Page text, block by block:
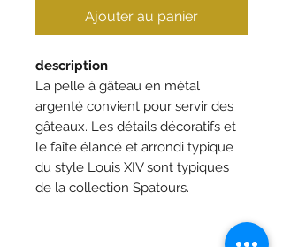
Ajouter au panier
description
La pelle à gâteau en métal
argenté convient pour servir des
gâteaux. Les détails décoratifs et
le faîte élancé et arrondi typique
du style Louis XIV sont typiques
de la collection Spatours.